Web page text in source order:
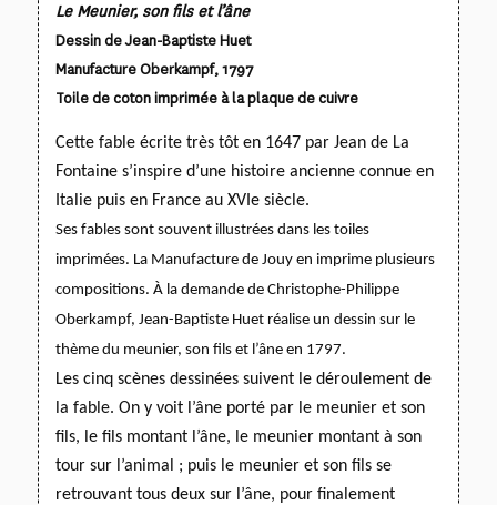
Le Meunier, son fils et l’âne
Dessin de Jean-Baptiste Huet
Manufacture Oberkampf, 1797
Toile de coton imprimée à la plaque de cuivre
Cette fable écrite très tôt en 1647 par Jean de La
Fontaine s’inspire d’une histoire ancienne connue en
Italiepuis en France au XVIe siècle.
Ses fables sont souvent illustrées dans les toiles
imprimées. La Manufacture de Jouy en imprime plusieurs
compositions. À la demande de Christophe-Philippe
Oberkampf, Jean-Baptiste Huet réalise un dessin sur le
thème du meunier, son fils et l’âne en 1797.
Les cinq scènes dessinées suivent le déroulement de
la fable. On y voit l’âne porté par le meunier et son
fils, le fils montant l’âne, le meunier montant à son
tour sur l’animal ; puis le meunier et son fils se
retrouvant tous deux sur l’âne, pour finalement